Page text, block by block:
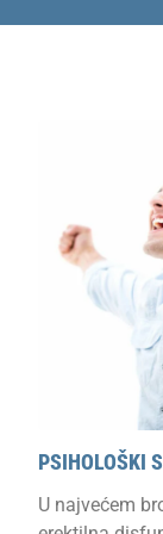
PSIHOLOŠKI
U najvećem